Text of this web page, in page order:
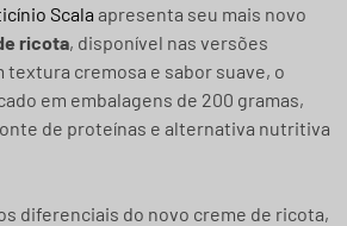
Scala apresenta seu mais novo
ricota, disponível nas versões
cremosa e sabor suave, o
em embalagens de 200 gramas,
de proteínas e alternativa nutritiva
diferenciais do novo creme de ricota,